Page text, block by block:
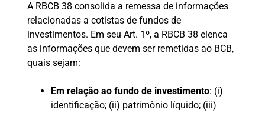
A RBCB 38 consolida a remessa de informações
relacionadas a cotistas de fundos de
investimentos. Em seu Art. 1º, a RBCB 38 elenca
as informações que devem ser remetidas ao BCB,
quais sejam:
Em relação ao fundo de investimento: (i)
identificação; (ii) patrimônio líquido; (iii)